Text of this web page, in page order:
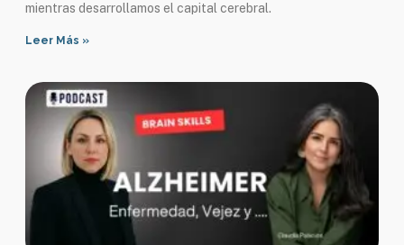
mientras desarrollamos el capital cerebral.
Leer Más »